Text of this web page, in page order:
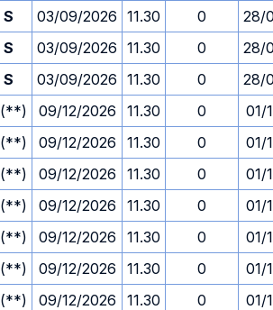
S 03/09/2026 11.30 0
28/
S 03/09/2026 11.30 0
28/
S 03/09/2026 11.30 0
28/
(**) 09/12/2026 11.30 0
01/
(**) 09/12/2026 11.30 0
01/
(**) 09/12/2026 11.30 0
01/
(**) 09/12/2026 11.30 0
01/
(**) 09/12/2026 11.30 0
01/
(**) 09/12/2026 11.30 0
01/
(**) 09/12/2026 11.30 0
01/